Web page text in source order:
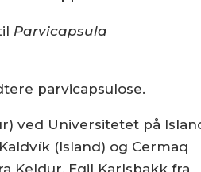
Parvicapsula
parvicapsulose.
ved Universitetet på
(Island) og Cermaq